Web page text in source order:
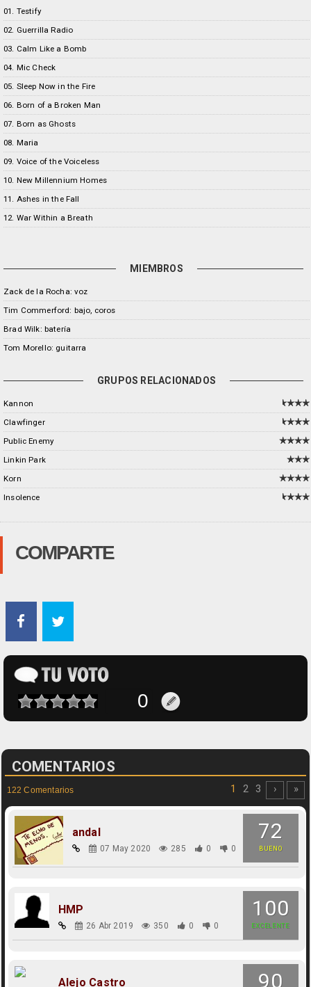
01. Testify
02. Guerrilla Radio
03. Calm Like a Bomb
04. Mic Check
05. Sleep Now in the Fire
06. Born of a Broken Man
07. Born as Ghosts
08. Maria
09. Voice of the Voiceless
10. New Millennium Homes
11. Ashes in the Fall
12. War Within a Breath
MIEMBROS
Zack de la Rocha: voz
Tim Commerford: bajo, coros
Brad Wilk: batería
Tom Morello: guitarra
GRUPOS RELACIONADOS
Kannon
Clawfinger
Public Enemy
Linkin Park
Korn
Insolence
COMPARTE
COMENTARIOS
122 Comentarios 1 2 3 › »
72
BUENO
andal
07 May 2020 285 0 0
100
EXCELENTE
HMP
26 Abr 2019 350 0 0
90
Alejo Castro